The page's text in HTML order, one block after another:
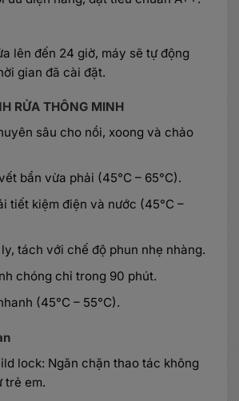
lên đến 24 giờ, máy sẽ tự động
gian đã cài đặt.
RỬA THÔNG MINH
sâu cho nồi, xoong và chảo
bẩn vừa phải (45°C – 65°C).
tiết kiệm điện và nước (45°C –
tách với chế độ phun nhẹ nhàng.
chóng chỉ trong 90 phút.
(45°C – 55°C).
lock: Ngăn chặn thao tác không
trẻ em.